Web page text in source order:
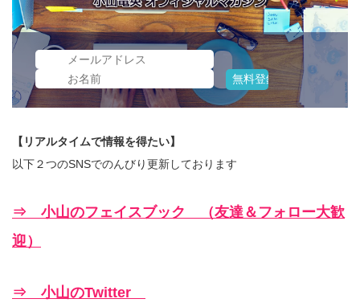
【リアルタイムで情報を得たい】
以下２つのSNSでのんびり更新しております
⇒ 小山のフェイスブック （友達＆フォロー大歓
迎）
⇒ 小山のTwitter